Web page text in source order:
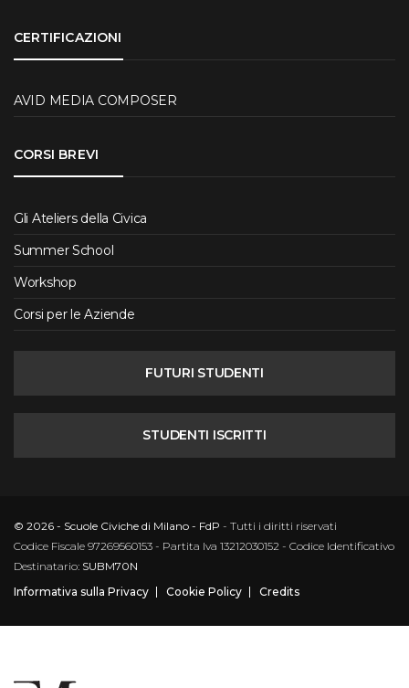
CERTIFICAZIONI
AVID MEDIA COMPOSER
CORSI BREVI
Gli Ateliers della Civica
Summer School
Workshop
Corsi per le Aziende
FUTURI STUDENTI
STUDENTI ISCRITTI
© 2026 - Scuole Civiche di Milano - FdP - Tutti i diritti riservati
Codice Fiscale 97269560153 - Partita Iva 13212030152 - Codice Identificativo
Destinatario: SUBM70N
Informativa sulla Privacy
Cookie Policy Credits